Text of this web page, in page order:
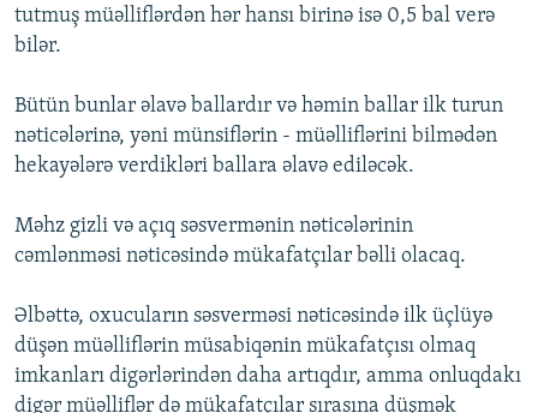
tutmuş müəlliflərdən hər hansı birinə isə 0,5 bal verə
bilər.
Bütün bunlar əlavə ballardır və həmin ballar ilk turun
nəticələrinə, yəni münsiflərin - müəlliflərini bilmədən
hekayələrə verdikləri ballara əlavə ediləcək.
Məhz gizli və açıq səsvermənin nəticələrinin
cəmlənməsi nəticəsində mükafatçılar bəlli olacaq.
Əlbəttə, oxucuların səsverməsi nəticəsində ilk üçlüyə
düşən müəlliflərin müsabiqənin mükafatçısı olmaq
imkanları digərlərindən daha artıqdır, amma onluqdakı
digər müəlliflər də mükafatçılar sırasına düşmək